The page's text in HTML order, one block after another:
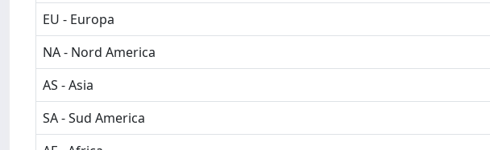
EU - Europa
NA - Nord America
AS - Asia
SA - Sud America